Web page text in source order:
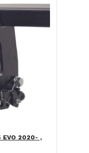
EVO 2020- ,